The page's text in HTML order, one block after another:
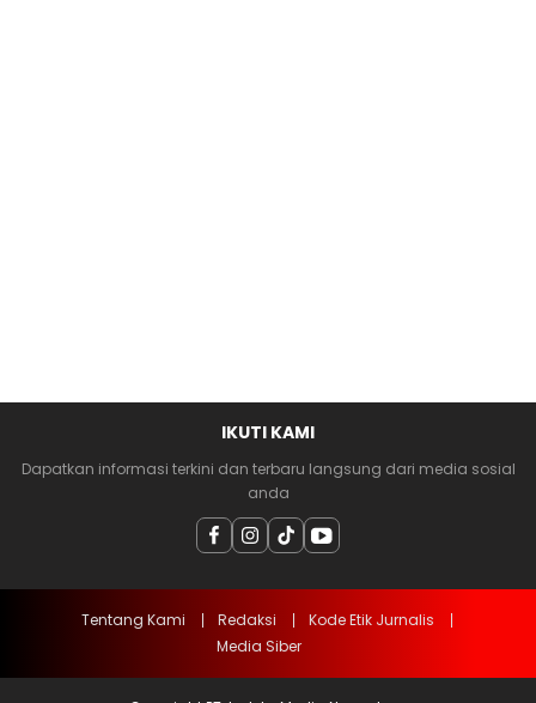
IKUTI KAMI
Dapatkan informasi terkini dan terbaru langsung dari media sosial
anda
Tentang Kami Redaksi
Kode Etik Jurnalis
Media Siber